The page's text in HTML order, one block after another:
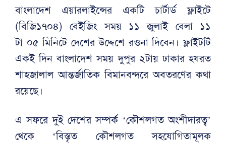
বাংলাদেশ এয়ারলাইন্সের একটি চার্টার্ড ফ্লাইটে
(বিজি১৭০৪) বেইজিং সময় ১১ জুলাই বেলা ১১
টা ০৫ মিনিটে দেশের উদ্দেশে রওনা দিবেন। ফ্লাইটটি
একই দিন বাংলাদেশ সময় দুপুর ২টায় ঢাকার হযরত
শাহজালাল আন্তর্জাতিক বিমানবন্দরে অবতরণের কথা
রয়েছে।
এ সফরে দুই দেশের সম্পর্ক ‘কৌশলগত অংশীদারত্ব’
থেকে ‘বিস্তৃত কৌশলগত সহযোগিতামূলক